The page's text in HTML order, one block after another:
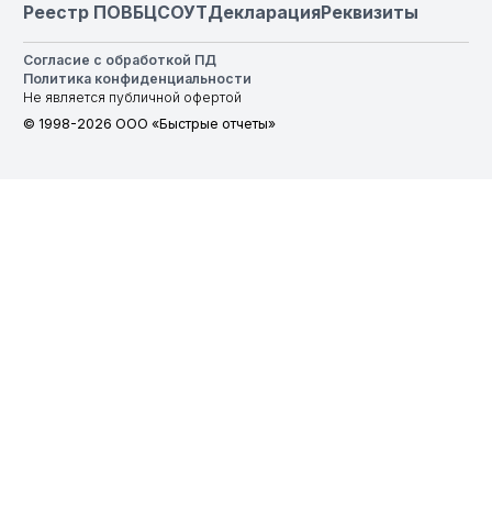
Реестр ПОВБЦСОУТДекларацияРеквизиты
Согласие с обработкой ПД
Политика конфиденциальности
Не является публичной офертой
© 1998-2026 ООО «Быстрые отчеты»